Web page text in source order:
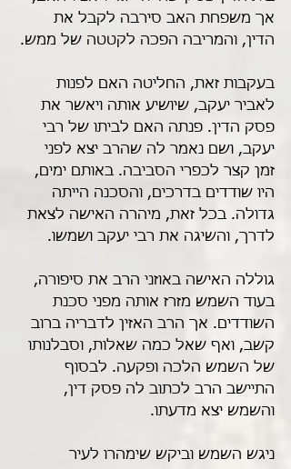
אך משפחת האב סירבה לקבל את
הדין, והמריבה הפכה לקטטה של ממש.
בעקבות זאת, החליטה האם לפנות
לאביר יעקב, שיושיע אותה ויאשר את
פסק הדין. פנתה האם לביתו של רבי
יעקב, ושם נאמר לה שהרב יצא לפני
זמן קצר לכפרי הסביבה. באותם ימים,
היו שודדים בדרכים, והסכנה הייתה
גדולה. בכל זאת, מיהרה האישה לצאת
לדרך, והשיגה את רבי יעקב ושמשו.
גוללה האישה באוזני הרב את סיפורה,
בעוד השמש מזרז אותה מפני סכנת
השודדים. אך הרב האזין לדבריה ברוב
קשב, ואף שאל כמה שאלות, וסבלנותו
של השמש הלכה ופקעה. לבסוף
התיישב הרב לכתוב לה פסק דין,
והשמש יצא מדעתו.
ניגש השמש וביקש שימהרו לעיר